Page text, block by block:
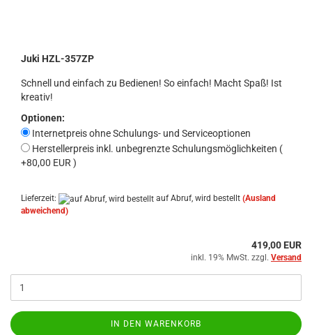
Juki HZL-357ZP
Schnell und einfach zu Bedienen! So einfach! Macht Spaß! Ist
kreativ!
Optionen:
Internetpreis ohne Schulungs- und Serviceoptionen
Herstellerpreis inkl. unbegrenzte Schulungsmöglichkeiten (
+80,00 EUR )
Lieferzeit: auf Abruf, wird bestellt (Ausland
abweichend)
419,00 EUR
inkl. 19% MwSt. zzgl. Versand
IN DEN WARENKORB